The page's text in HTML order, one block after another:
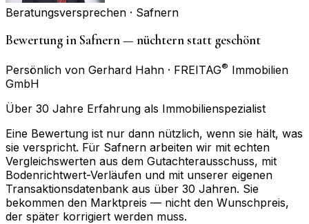
Beratungsversprechen · Safnern
Bewertung in Safnern — nüchtern statt geschönt
Persönlich von Gerhard Hahn · FREITAG® Immobilien
GmbH
Über 30 Jahre Erfahrung als Immobilienspezialist
Eine Bewertung ist nur dann nützlich, wenn sie hält, was
sie verspricht. Für Safnern arbeiten wir mit echten
Vergleichswerten aus dem Gutachterausschuss, mit
Bodenrichtwert-Verläufen und mit unserer eigenen
Transaktionsdatenbank aus über 30 Jahren. Sie
bekommen den Marktpreis — nicht den Wunschpreis,
der später korrigiert werden muss.